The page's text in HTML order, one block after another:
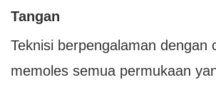
Tangan
Teknisi berpengalaman dengan
memoles semua permukaan